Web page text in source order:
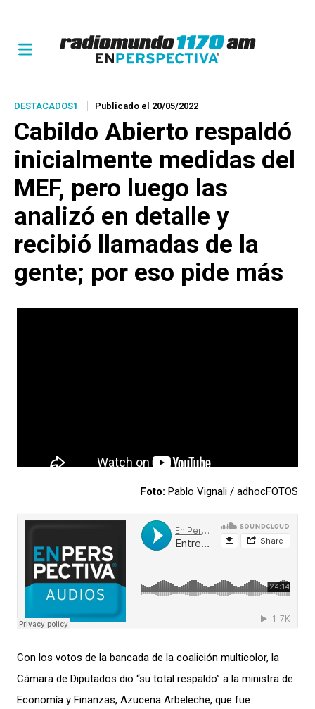
DESTACADOS1 Publicado el 20/05/2022
Cabildo Abierto respaldó
inicialmente medidas del
MEF, pero luego las
analizó en detalle y
recibió llamadas de la
gente; por eso pide más
Foto: Pablo Vignali / adhocFOTOS
Con los votos de la bancada de la coalición multicolor, la
Cámara de Diputados dio “su total respaldo” a la ministra de
Economía y Finanzas, Azucena Arbeleche, que fue